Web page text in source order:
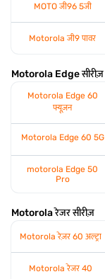
MOTO जी96 5जी
Motorola जी9 पावर
Motorola Edge सीरीज़
Motorola Edge 60
फ्यूज़न
Motorola Edge 60 5G
motorola Edge 50
Pro
Motorola रेजर सीरीज़
Motorola रेज़र 60 अल्ट्रा
Motorola रेजर 40